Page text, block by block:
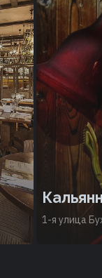
1-я улица